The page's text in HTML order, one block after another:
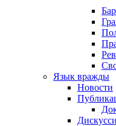
Язык вражды
Новости